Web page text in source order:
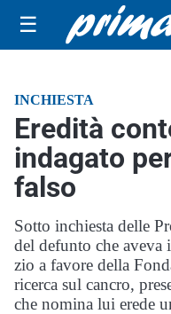
☰
INCHIESTA
Eredità
indagato
falso
Sotto inchiesta delle
del defunto che aveva
zio a favore della
ricerca sul cancro,
che nomina lui erede